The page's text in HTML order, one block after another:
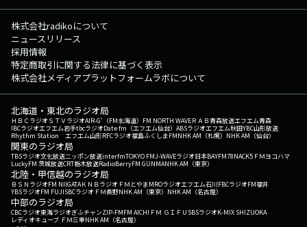
株式会社radikoについて
ニュースリリース
採用情報
特定商取引に関する法律に基づく表示
株式会社メディアプラットフォームラボについて
北海道・東北のラジオ局
ＨＢＣラジオＳＴＶラジオAIR-G'（FM北海道） FM NORTH WAVEＲＡＢ青森放送エフエム青森
IBCラジオエフエム岩手tbcラジオDate fm（エフエム仙台） ABSラジオエフエム秋田YBC山形放送
Rhythm Station エフエム山形RFCラジオ福島ふくしまFMNHK AM（札幌） NHK AM（仙台）
関東のラジオ局
TBSラジオ文化放送ニッポン放送interfmTOKYO FMJ-WAVEラジオ日本BAYFM78NACK5 ＦＭヨコハマ
LuckyFM 茨城放送CRT栃木放送RadioBerryFM GUNMANHK AM（東京）
北陸・甲信越のラジオ局
ＢＳＮラジオFM NIIGATAＫＮＢラジオ ＦＭとやまMROラジオエフエム石川FBCラジオFM福井
YBSラジオFM FUJISBCラジオ ＦＭ長野NHK AM（東京） NHK AM（名古屋）
中部のラジオ局
CBCラジオ東海ラジオぎふチャンZIP-FMFM AICHI ＦＭ ＧＩＦＵ SBSラジオK-MIX SHIZUOKA
レディオキューブ ＦＭ三重NHK AM（名古屋）